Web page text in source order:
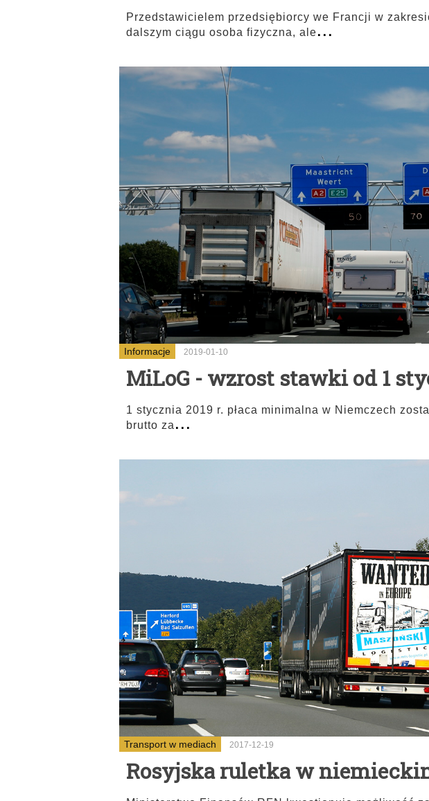
Przedstawicielem przedsiębiorcy we Francji w
dalszym ciągu osoba fizyczna, ale...
Informacje 2019-01-10
MiLoG - wzrost stawki od 1
1 stycznia 2019 r. płaca minimalna w Niemczech
brutto za...
Transport w mediach 2017-12-19
Rosyjska ruletka w